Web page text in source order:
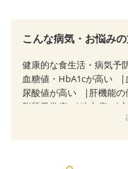
こんな病気・お悩み
健康的な食生活・病気予
血糖値・HbA1cが高い
尿酸値が高い
肝機能
脂質異常症
狭心症